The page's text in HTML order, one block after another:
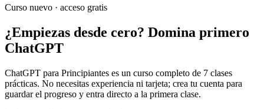
Curso nuevo · acceso gratis
¿Empiezas desde cero? Domina primero
ChatGPT
ChatGPT para Principiantes es un curso completo de 7 clases
prácticas. No necesitas experiencia ni tarjeta; crea tu cuenta para
guardar el progreso y entra directo a la primera clase.